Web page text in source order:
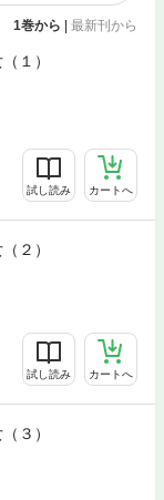
1巻から 最新刊から
１）
試し読み カートへ
２）
試し読み カートへ
３）